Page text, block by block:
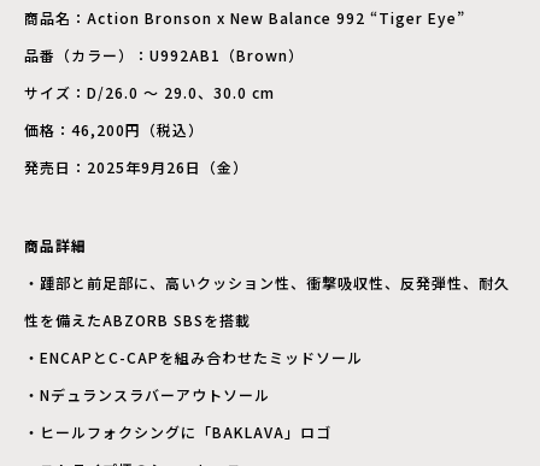
商品名：Action Bronson x New Balance 992 “Tiger Eye”
品番（カラー）：U992AB1（Brown）
サイズ：D/26.0 ～ 29.0、30.0 cm
価格：46,200円（税込）
発売日：2025年9月26日（金）
商品詳細
・踵部と前足部に、高いクッション性、衝撃吸収性、反発弾性、耐久
性を備えたABZORB SBSを搭載
・ENCAPとC-CAPを組み合わせたミッドソール
・Nデュランスラバーアウトソール
・ヒールフォクシングに「BAKLAVA」ロゴ